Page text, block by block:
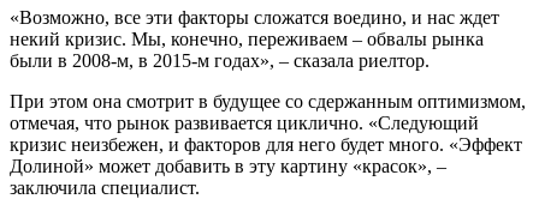
«Возможно, все эти факторы сложатся воедино, и нас ждет
некий кризис. Мы, конечно, переживаем – обвалы рынка
были в 2008-м, в 2015-м годах», – сказала риелтор.
При этом она смотрит в будущее со сдержанным оптимизмом,
отмечая, что рынок развивается циклично. «Следующий
кризис неизбежен, и факторов для него будет много. «Эффект
Долиной» может добавить в эту картину «красок», –
заключила специалист.